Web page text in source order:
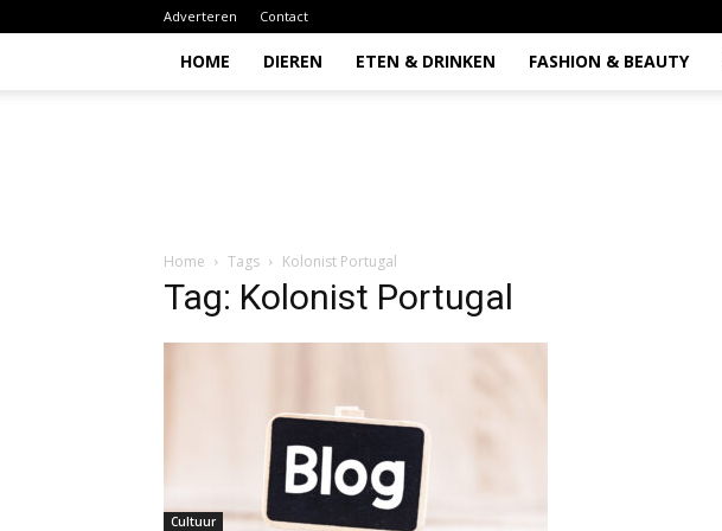
Adverteren Contact
HOME DIEREN ETEN & DRINKEN FASHION & BEAUTY
Home Tags Kolonist Portugal
Tag: Kolonist Portugal
Cultuur